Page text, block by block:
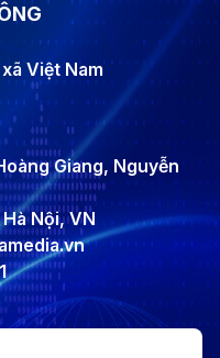
Việt Nam
Giang, Nguyễn
Nội, VN